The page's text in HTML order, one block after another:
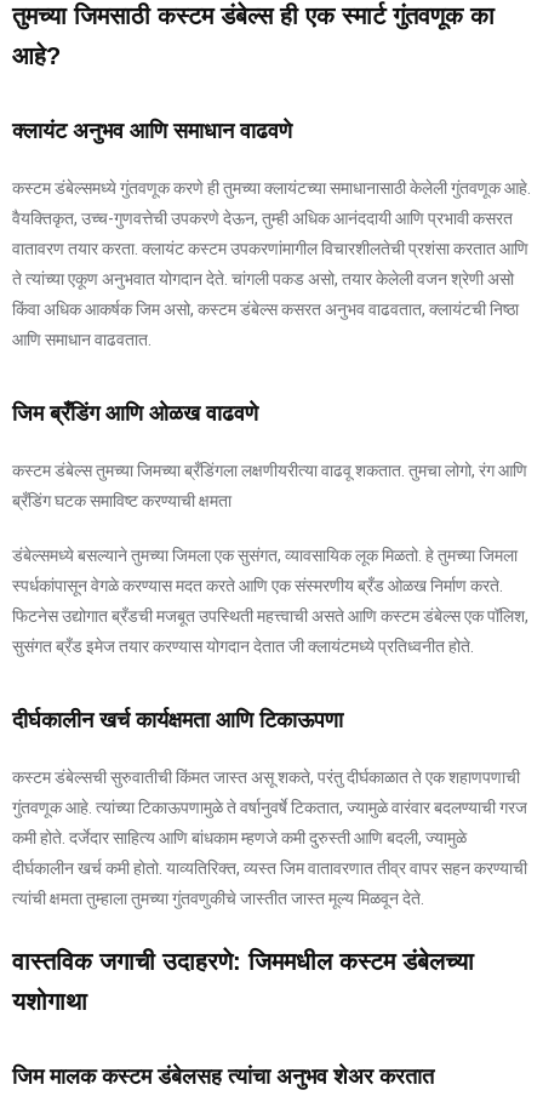
तुमच्या जिमसाठी कस्टम डंबेल्स ही एक स्मार्ट गुंतवणूक का
आहे?
क्लायंट अनुभव आणि समाधान वाढवणे
कस्टम डंबेल्समध्ये गुंतवणूक करणे ही तुमच्या क्लायंटच्या समाधानासाठी केलेली गुंतवणूक आहे.
वैयक्तिकृत, उच्च-गुणवत्तेची उपकरणे देऊन, तुम्ही अधिक आनंददायी आणि प्रभावी कसरत
वातावरण तयार करता. क्लायंट कस्टम उपकरणांमागील विचारशीलतेची प्रशंसा करतात आणि
ते त्यांच्या एकूण अनुभवात योगदान देते. चांगली पकड असो, तयार केलेली वजन श्रेणी असो
किंवा अधिक आकर्षक जिम असो, कस्टम डंबेल्स कसरत अनुभव वाढवतात, क्लायंटची निष्ठा
आणि समाधान वाढवतात.
जिम ब्रँडिंग आणि ओळख वाढवणे
कस्टम डंबेल्स तुमच्या जिमच्या ब्रँडिंगला लक्षणीयरीत्या वाढवू शकतात. तुमचा लोगो, रंग आणि
ब्रँडिंग घटक समाविष्ट करण्याची क्षमता
डंबेल्समध्ये बसल्याने तुमच्या जिमला एक सुसंगत, व्यावसायिक लूक मिळतो. हे तुमच्या जिमला
स्पर्धकांपासून वेगळे करण्यास मदत करते आणि एक संस्मरणीय ब्रँड ओळख निर्माण करते.
फिटनेस उद्योगात ब्रँडची मजबूत उपस्थिती महत्त्वाची असते आणि कस्टम डंबेल्स एक पॉलिश,
सुसंगत ब्रँड इमेज तयार करण्यास योगदान देतात जी क्लायंटमध्ये प्रतिध्वनीत होते.
दीर्घकालीन खर्च कार्यक्षमता आणि टिकाऊपणा
कस्टम डंबेल्सची सुरुवातीची किंमत जास्त असू शकते, परंतु दीर्घकाळात ते एक शहाणपणाची
गुंतवणूक आहे. त्यांच्या टिकाऊपणामुळे ते वर्षानुवर्षे टिकतात, ज्यामुळे वारंवार बदलण्याची गरज
कमी होते. दर्जेदार साहित्य आणि बांधकाम म्हणजे कमी दुरुस्ती आणि बदली, ज्यामुळे
दीर्घकालीन खर्च कमी होतो. याव्यतिरिक्त, व्यस्त जिम वातावरणात तीव्र वापर सहन करण्याची
त्यांची क्षमता तुम्हाला तुमच्या गुंतवणुकीचे जास्तीत जास्त मूल्य मिळवून देते.
वास्तविक जगाची उदाहरणे: जिममधील कस्टम डंबेलच्या
यशोगाथा
जिम मालक कस्टम डंबेलसह त्यांचा अनुभव शेअर करतात